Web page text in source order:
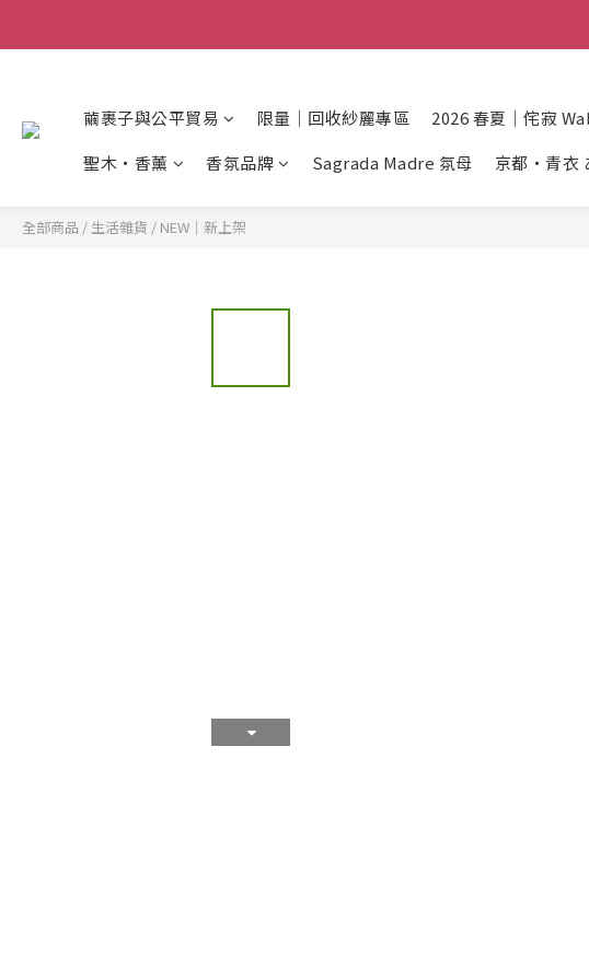
繭裹子與公平貿易 限量｜回收紗麗專區 2026 春夏｜侘寂
聖木・香薰
香氛品牌 Sagrada Madre 氛母 京都・青衣
全部商品 / 生活雜貨 / NEW｜新上架